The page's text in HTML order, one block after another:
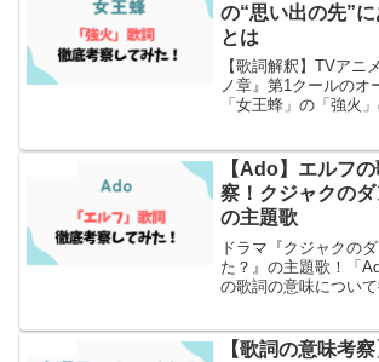
の“思い出の先”
とは
【歌詞解釈】TVアニ
ノ章』第1クールのオ
「女王蜂」の「強火
【Ado】エルフ
察！クジャクの
の主題歌
ドラマ『クジャクの
た？』の主題歌！「
の歌詞の意味について
【歌詞の意味考